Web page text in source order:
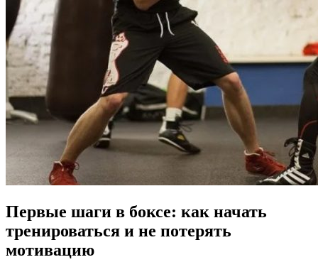
Первые шаги в боксе: как начать
тренироваться и не потерять
мотивацию